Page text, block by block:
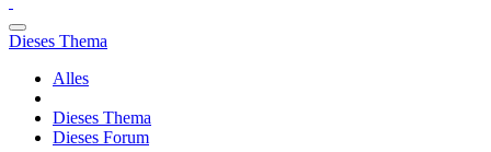
Dieses Thema
Alles
Dieses Thema
Dieses Forum